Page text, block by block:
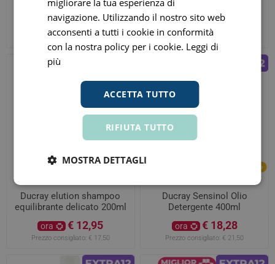
Lozione Fresh Control
200ml
€ 17,01
Prezzo consigliato: € 18,90
trattante 100ml + shampoo
Elution 200ml da alternare
€ 19,05
Prezzo consigliato:
Ducray elution shampoo
equilibrante delicato 200ml
ora € 12,95
Prezzo consigliato: € 17,50
Ducray Sensinol Olio
Detergente 400ml
ora € 18,28
Prezzo consigliato: € 21,50
migliorare la tua esperienza di
navigazione. Utilizzando il nostro sito web
acconsenti a tutti i cookie in conformità
con la nostra policy per i cookie. Leggi di
più
ACCETTA TUTTO
RIFIUTA TUTTO
MOSTRA DETTAGLI